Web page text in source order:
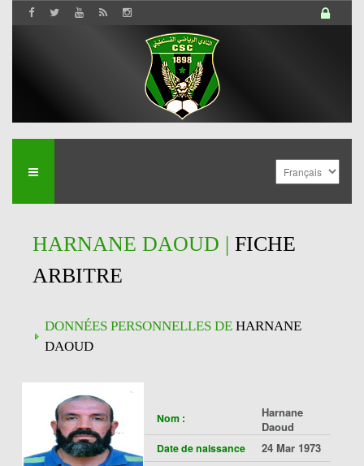
HARNANE DAOUD | FICHE
ARBITRE
DONNÉES PERSONNELLES DE HARNANE
DAOUD
Nom :
Harnane
Daoud
Date de naissance 24 Mar 1973